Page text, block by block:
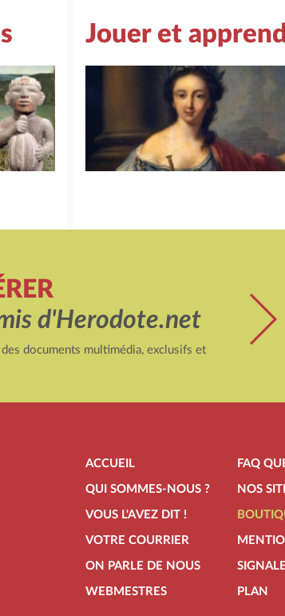
Jouer et
d'Herodote.net
des documents multimédia, exclusifs et
ACCUEIL
QUI SOMMES-NOUS ?
VOUS L'AVEZ DIT !
VOTRE COURRIER
ON PARLE DE NOUS
WEBMESTRES
FAQ
NOS
PLAN